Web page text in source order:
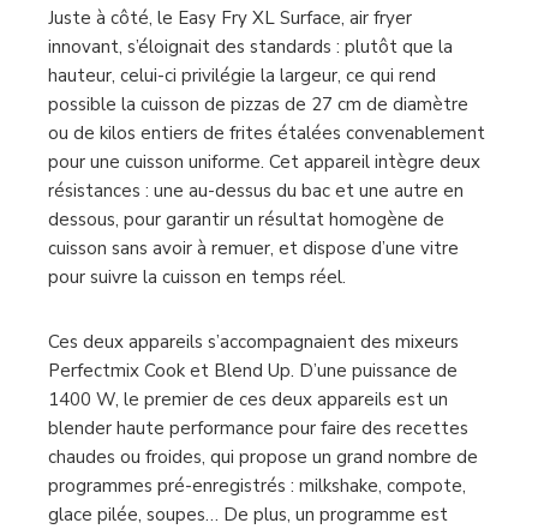
Juste à côté, le Easy Fry XL Surface, air fryer
innovant, s’éloignait des standards : plutôt que la
hauteur, celui-ci privilégie la largeur, ce qui rend
possible la cuisson de pizzas de 27 cm de diamètre
ou de kilos entiers de frites étalées convenablement
pour une cuisson uniforme. Cet appareil intègre deux
résistances : une au-dessus du bac et une autre en
dessous, pour garantir un résultat homogène de
cuisson sans avoir à remuer, et dispose d’une vitre
pour suivre la cuisson en temps réel.
Ces deux appareils s’accompagnaient des mixeurs
Perfectmix Cook et Blend Up. D’une puissance de
1400 W, le premier de ces deux appareils est un
blender haute performance pour faire des recettes
chaudes ou froides, qui propose un grand nombre de
programmes pré-enregistrés : milkshake, compote,
glace pilée, soupes… De plus, un programme est